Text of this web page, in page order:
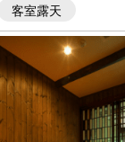
客室露天